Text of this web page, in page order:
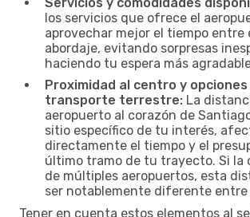
los servicios que ofrece el
aprovechar mejor el tiempo entre
abordaje, evitando sorpresas
haciendo tu espera más
Proximidad al centro y opciones
transporte terrestre: La
aeropuerto al corazón de
sitio específico de tu interés,
directamente el tiempo y el
último tramo de tu trayecto. Si la
de múltiples aeropuertos, esta
ser notablemente diferente entre
Tener en cuenta estos elementos al